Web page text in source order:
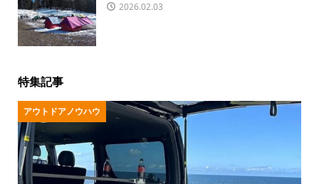
2026.02.03
特集記事
アウトドアノウハウ